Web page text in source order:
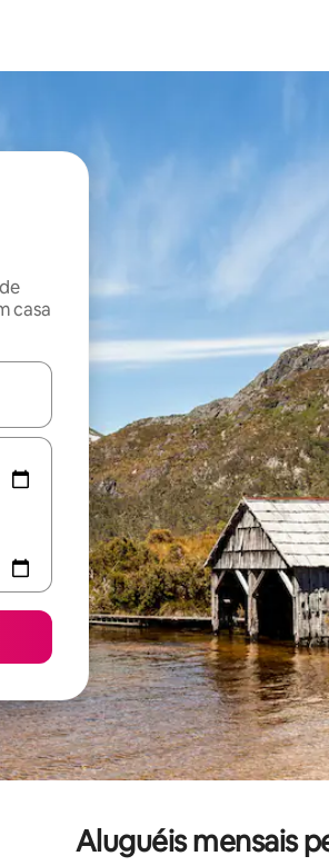
casa
os usando as seta para cima e para
Aluguéis mensais